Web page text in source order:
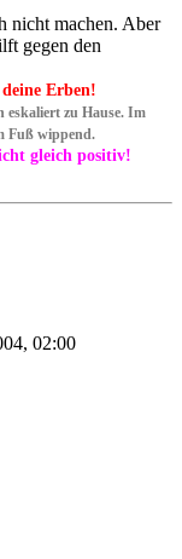
nicht machen. Aber
gegen den
Erben!
zu Hause. Im
Fuß wippend.
gleich positiv!
02:00